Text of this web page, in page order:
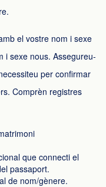
el vostre nom i sexe
i sexe nous. Assegureu-
per confirmar
Comprèn registres
que connecti el
passaport.
de nom/gènere.